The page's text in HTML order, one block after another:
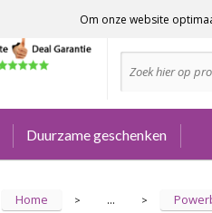
Advies nodig?
Duurzame geschenken
Home > ... >
Om onze website